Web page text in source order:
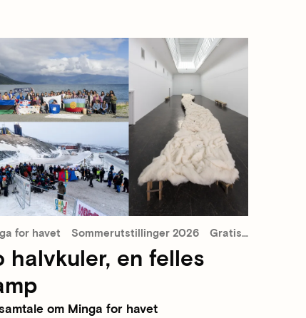
for havet Sommerutstillinger 2026 Gratis inngang
halvkuler, en felles
om Minga for havet